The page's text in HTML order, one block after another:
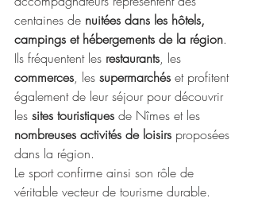
centaines de nuitées dans les hôtels,
campings et hébergements de la région.
Ils fréquentent les restaurants, les
commerces, les supermarchés et profitent
également de leur séjour pour découvrir
les sites touristiques de Nîmes et les
nombreuses activités de loisirs proposées
dans la région.
Le sport confirme ainsi son rôle de
véritable vecteur de tourisme durable.